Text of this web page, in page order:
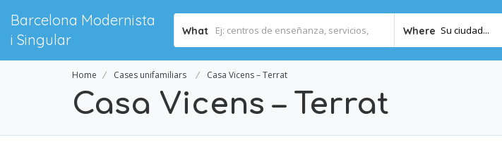
Barcelona Modernista
i Singular
What Where Su ciudad...
Home Cases unifamiliars Casa Vicens – Terrat
Casa Vicens – Terrat